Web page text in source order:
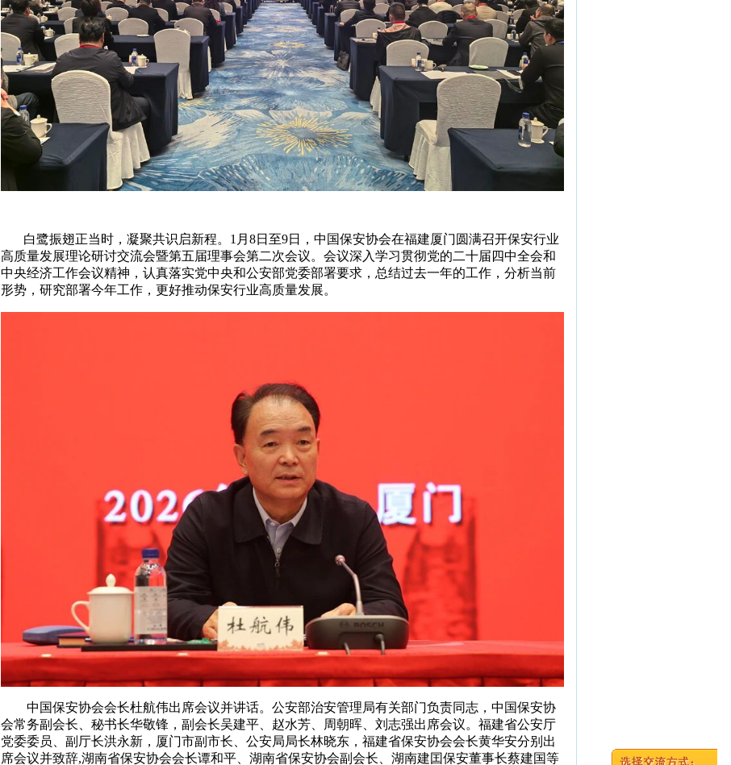
白鹭振翅正当时，凝聚共识启新程。1月8日至9日，中国保安协会在福建厦门圆满召开保安行业
高质量发展理论研讨交流会暨第五届理事会第二次会议。会议深入学习贯彻党的二十届四中全会和
中央经济工作会议精神，认真落实党中央和公安部党委部署要求，总结过去一年的工作，分析当前
形势，研究部署今年工作，更好推动保安行业高质量发展。
中国保安协会会长杜航伟出席会议并讲话。公安部治安管理局有关部门负责同志，中国保安协
会常务副会长、秘书长华敬锋，副会长吴建平、赵水芳、周朝晖、刘志强出席会议。福建省公安厅
党委委员、副厅长洪永新，厦门市副市长、公安局局长林晓东，福建省保安协会会长黄华安分别出
席会议并致辞,湖南省保安协会会长谭和平、 湖南省保安协会副会长、湖南建囯保安董事长蔡建国等